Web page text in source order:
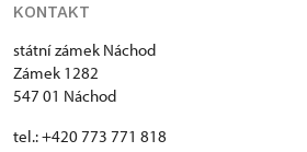
KONTAKT
státní zámek Náchod
Zámek 1282
547 01 Náchod
tel.: +420 773 771 818